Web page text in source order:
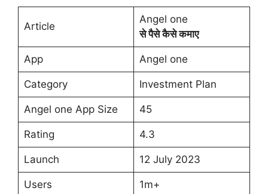
Article
Angel one
से पैसे कैसे कमाए
App Angel one
Category Investment Plan
Angel one App Size 45
Rating 4.3
Launch 12 July 2023
Users 1m+